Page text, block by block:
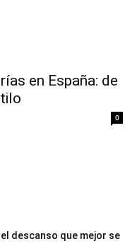
en España: de
0
descanso que mejor se